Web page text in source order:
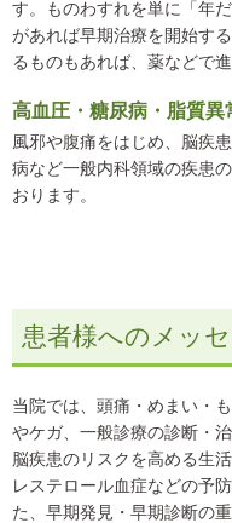
す。ものわすれを単に「年
があれば早期治療を開始す
るものもあれば、薬などで
高血圧・糖尿病・脂質異
風邪や腹痛をはじめ、脳疾
病など一般内科領域の疾患
おります。
患者様へのメッ
当院では、頭痛・めまい・
やケガ、一般診療の診断・
脳疾患のリスクを高める生
レステロール血症などの予
た、早期発見・早期診断の